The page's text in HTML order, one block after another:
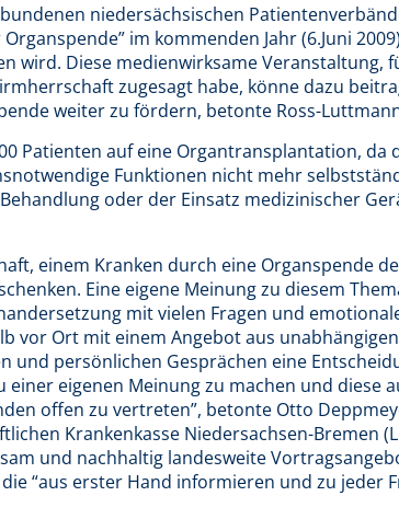
niedersächsischen
im kommenden Jahr (6.Juni
wird. Diese medienwirksame Veranstaltung,
zugesagt habe, könne dazu
weiter zu fördern, betonte Ross-
Patienten auf eine Organtransplantation, da
Funktionen nicht mehr
oder der Einsatz medizinischer
einem Kranken durch eine Organspende
Eine eigene Meinung zu diesem
mit vielen Fragen und
vor Ort mit einem Angebot aus unabhängigen
und persönlichen Gesprächen eine
einer eigenen Meinung zu machen und diese
offen zu vertreten”, betonte Otto
Krankenkasse Niedersachsen-Bremen
und nachhaltig landesweite
“aus erster Hand informieren und zu jeder